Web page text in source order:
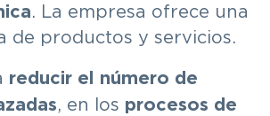
. La empresa ofrece una
de productos y servicios.
reducir el número de
, en los procesos de